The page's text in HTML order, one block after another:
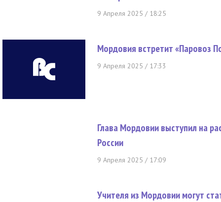
9 Апреля 2025 / 18:25
Мордовия встретит «Паровоз
9 Апреля 2025 / 17:33
Глава Мордовии выступил на
России
9 Апреля 2025 / 17:09
Учителя из Мордовии могут